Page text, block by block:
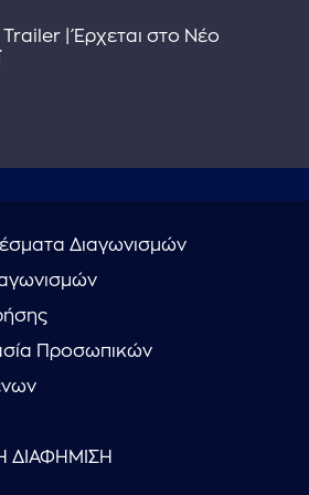
| Έρχεται στο Νέο
Διαγωνισμών
Προσωπικών
ΔΙΑΦΗΜΙΣΗ